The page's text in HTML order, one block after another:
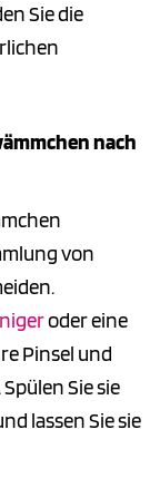
Sie die
nach
von
oder eine
Pinsel und
Sie sie
lassen Sie sie